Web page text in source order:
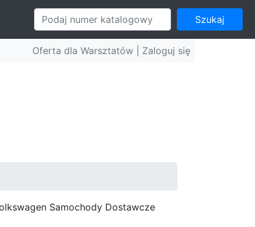
Szukaj
Oferta dla Warsztatów | Zaloguj się
Samochody Dostawcze